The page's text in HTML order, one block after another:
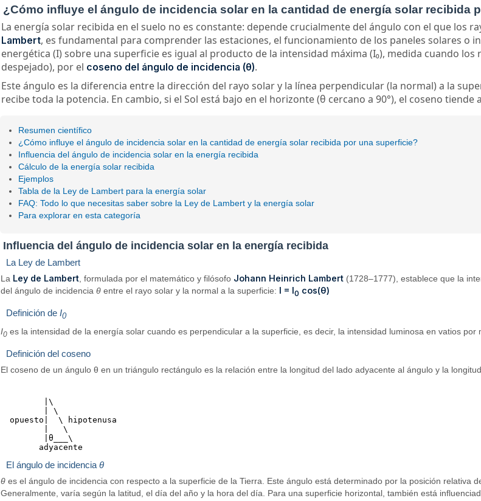
¿Cómo influye el ángulo de incidencia solar en la cantidad de energía solar recibida
La energía solar recibida en el suelo no es constante: depende crucialmente del ángulo con el que los
Lambert, es fundamental para comprender las estaciones, el funcionamiento de los paneles solares o
energética (I) sobre una superficie es igual al producto de la intensidad máxima (I₀), medida cuando
despejado), por el coseno del ángulo de incidencia (θ).
Este ángulo es la diferencia entre la dirección del rayo solar y la línea perpendicular (la normal) a la
recibe toda la potencia. En cambio, si el Sol está bajo en el horizonte (θ cercano a 90°), el coseno tiende
Resumen científico
¿Cómo influye el ángulo de incidencia solar en la cantidad de energía solar recibida por una superficie?
Influencia del ángulo de incidencia solar en la energía recibida
Cálculo de la energía solar recibida
Ejemplos
Tabla de la Ley de Lambert para la energía solar
FAQ: Todo lo que necesitas saber sobre la Ley de Lambert y la energía solar
Para explorar en esta categoría
Influencia del ángulo de incidencia solar en la energía recibida
La Ley de Lambert
La Ley de Lambert , formulada por el matemático y filósofo Johann Heinrich Lambert (1728–1777), establece que la
del ángulo de incidenciaθ entre el rayo solar y la normal a la superficie: I = I0 cos(θ)
Definición de I0
I0 es la intensidad de la energía solar cuando es perpendicular a la superficie, es decir, la intensidad luminosa en vatios por
Definición del coseno
El coseno de un ángulo θ en un triángulo rectángulo es la relación entre la longitud del lado adyacente al ángulo y la
         |\
         | \
  opuesto|  \ hipotenusa
         |   \
         |θ___\
El ángulo de incidencia θ
θ es el ángulo de incidencia con respecto a la superficie de la Tierra. Este ángulo está determinado por la posición relativa
Generalmente, varía según la latitud, el día del año y la hora del día. Para una superficie horizontal, también está